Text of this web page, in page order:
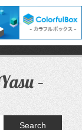
–
Search